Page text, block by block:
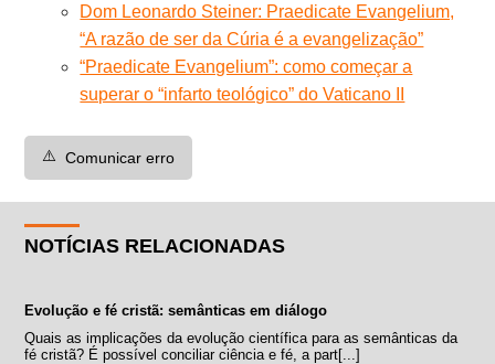
Dom Leonardo Steiner: Praedicate Evangelium,
“A razão de ser da Cúria é a evangelização”
“Praedicate Evangelium”: como começar a
superar o “infarto teológico” do Vaticano II
⚠️ Comunicar erro
NOTÍCIAS RELACIONADAS
Evolução e fé cristã: semânticas em diálogo
Quais as implicações da evolução científica para as semânticas da
fé cristã? É possível conciliar ciência e fé, a part[...]